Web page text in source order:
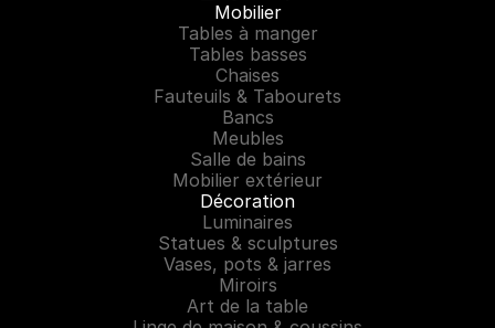
Mobilier
Tables à manger
Tables basses
Chaises
Fauteuils & Tabourets
Bancs
Meubles
Salle de bains
Mobilier extérieur
Décoration
Luminaires
Statues & sculptures
Vases, pots & jarres
Miroirs
Art de la table